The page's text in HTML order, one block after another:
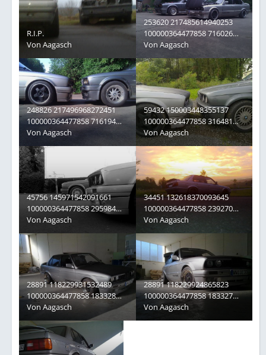
R.I.P.
Von Aagasch
253620 217485614940253
100000364477858 716026
42219 n
VonAagasch
248826 217496968272451
100000364477858 716194
3132323 n
Von Aagasch
59432 150003448355137
100000364477858 316481
6545965 n
Von Aagasch
45756 145971542091661
100000364477858 295984
3082795 n
Von Aagasch
34451 132618370093645
100000364477858 239270
5950140 n
Von Aagasch
28891 118229931532489
100000364477858 183328
7462980 n
Von Aagasch
28891 118229924865823
100000364477858 183327
2423272 n
VonAagasch